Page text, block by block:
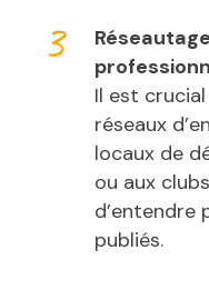
Il est
réseaux
locaux de
ou aux
d’entendre
publiés.